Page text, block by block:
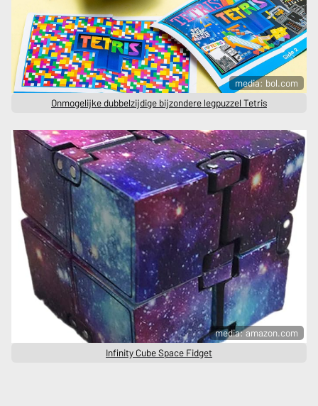
media: bol.com
Onmogelijke dubbelzijdige bijzondere legpuzzel Tetris
media: amazon.com
Infinity Cube Space Fidget